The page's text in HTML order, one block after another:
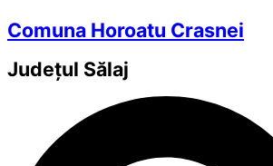
Comuna Horoatu Crasnei
Județul Sălaj